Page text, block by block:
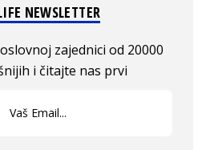
NEWSLETTER
zajednici od 20000
i čitajte nas prvi